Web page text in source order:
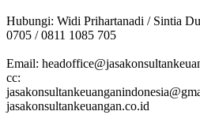
Hubungi: Widi Prihartanadi / Sintia
0705 / 0811 1085 705
Email:
cc:
jasakonsultankeuangan.co.id